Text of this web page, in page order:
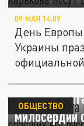
09 МАЯ 14:09
День
Украины
Дочь
милосердии
ОБЩЕСТВО